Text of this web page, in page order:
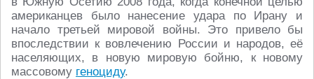
американцев было нанесение удара по Ирану и
начало третьей мировой войны. Это привело бы
впоследствии к вовлечению России и народов, её
населяющих, в новую мировую бойню, к новому
массовому геноциду.